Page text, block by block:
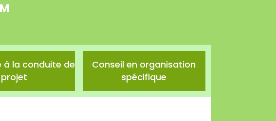
à la conduite de
projet
Conseil en organisation
spécifique